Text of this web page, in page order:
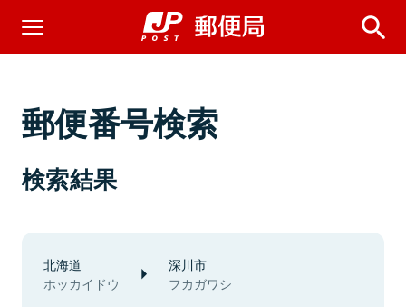
郵便番号検索
検索結果
北海道
ホッカイドウ
深川市
フカガワシ